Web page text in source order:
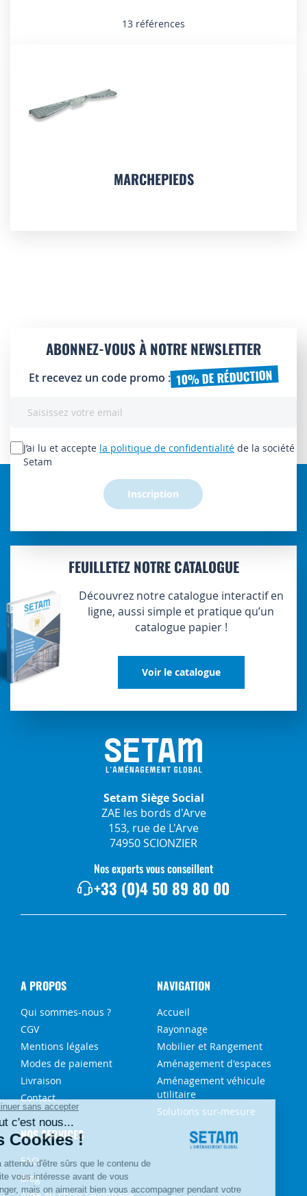
13 références
MARCHEPIEDS
ABONNEZ-VOUS À NOTRE NEWSLETTER
Et recevez un code promo : 10% DE RÉDUCTION
lettre
d’information
J’ai lu et accepte la politique de confidentialité de la société
Setam
Inscription
FEUILLETEZ NOTRE CATALOGUE
Découvrez notre catalogue interactif en
ligne, aussi simple et pratique qu’un
catalogue papier !
Voir le catalogue
Setam Siège Social
ZAE les bords d'Arve
153, rue de L'Arve
74950 SCIONZIER
Nos experts vous conseillent
+33 (0)4 50 89 80 00
A PROPOS
Qui sommes-nous ?
CGV
Mentions légales
Modes de paiement
Livraison
Contact
NAVIGATION
Accueil
Rayonnage
Mobilier et Rangement
Aménagement d'espaces
Aménagement véhicule
utilitaire
Solutions sur-mesure
NOS SERVICES
FAQ
Blog